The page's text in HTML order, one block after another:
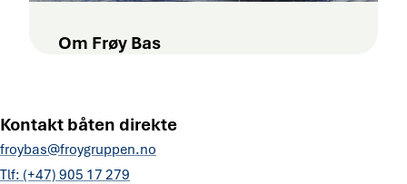
Om Frøy Bas
Kontakt båten direkte
froybas@froygruppen.no
Tlf: (+47) 905 17 279